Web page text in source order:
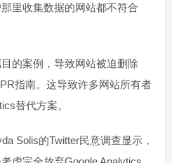
里收集数据的网站都不符合
的案例，导致网站被迫删除
指南。这导致许多网站所有者
替代方案。
Solis的Twitter民意调查显示，